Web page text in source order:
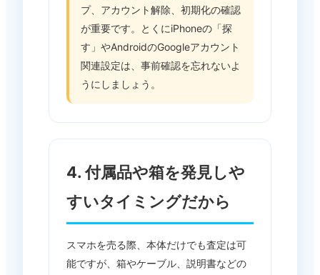
プ、アカウント解除、初期化の確認
が重要です。とくにiPhoneの「探
す」やAndroidのGoogleアカウント
関連設定は、事前確認を忘れないよ
うにしましょう。
4. 付属品や箱を発見しや
すいタイミングだから
スマホを売る際、本体だけでも査定は可
能ですが、箱やケーブル、説明書などの